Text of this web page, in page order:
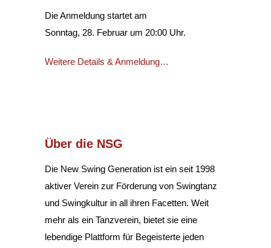
Die Anmeldung startet am
Sonntag, 28. Februar um 20:00 Uhr.
Weitere Details & Anmeldung…
Über die NSG
Die New Swing Generation ist ein seit 1998
aktiver Verein zur Förderung von Swingtanz
und Swingkultur in all ihren Facetten. Weit
mehr als ein Tanzverein, bietet sie eine
lebendige Plattform für Begeisterte jeden